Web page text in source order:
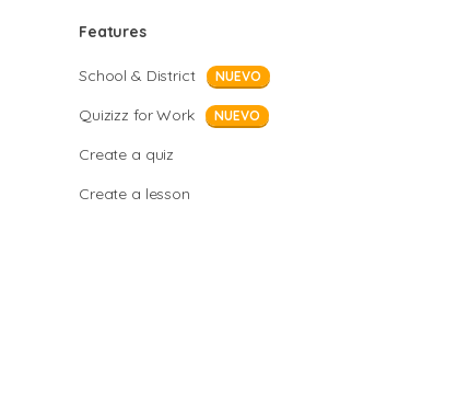
Features
School & District NUEVO
Quizizz for Work NUEVO
Create a quiz
Create a lesson